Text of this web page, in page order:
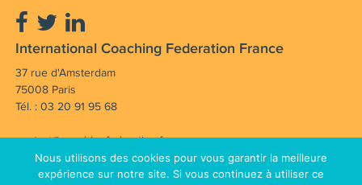
International Coaching Federation France
37 rue d'Amsterdam
75008 Paris
Tél. : 03 20 91 95 68
contact@coachingfederation.fr
Notre mission : Faire avancer et rayonner la
Nous utilisons des cookies pour vous garantir la meilleure
expérience sur notre site. Si vous continuez à utiliser ce